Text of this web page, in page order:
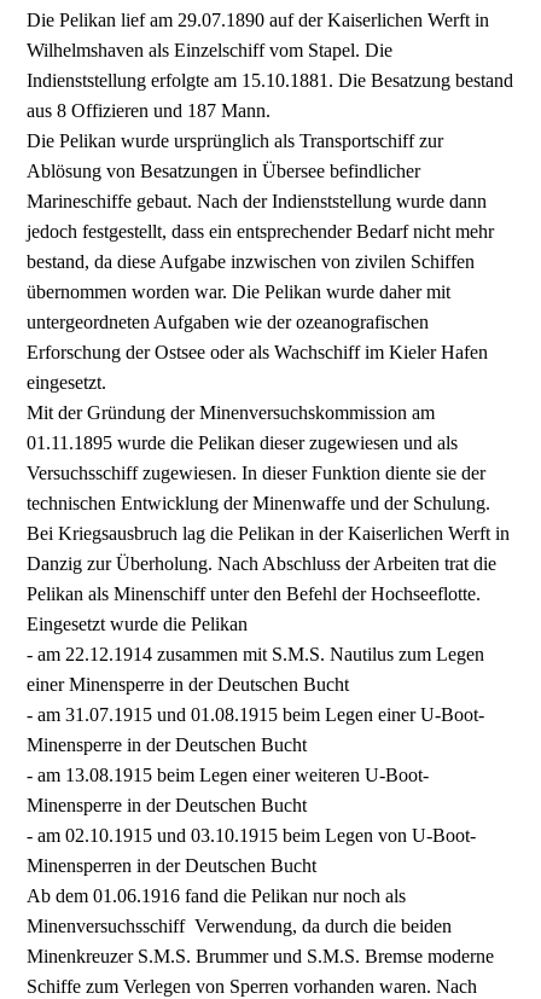
Die Pelikan lief am 29.07.1890 auf der Kaiserlichen Werft in
Wilhelmshaven als Einzelschiff vom Stapel. Die
Indienststellung erfolgte am 15.10.1881. Die Besatzung bestand
aus 8 Offizieren und 187 Mann.
Die Pelikan wurde ursprünglich als Transportschiff zur
Ablösung von Besatzungen in Übersee befindlicher
Marineschiffe gebaut. Nach der Indienststellung wurde dann
jedoch festgestellt, dass ein entsprechender Bedarf nicht mehr
bestand, da diese Aufgabe inzwischen von zivilen Schiffen
übernommen worden war. Die Pelikan wurde daher mit
untergeordneten Aufgaben wie der ozeanografischen
Erforschung der Ostsee oder als Wachschiff im Kieler Hafen
eingesetzt.
Mit der Gründung der Minenversuchskommission am
01.11.1895 wurde die Pelikan dieser zugewiesen und als
Versuchsschiff zugewiesen. In dieser Funktion diente sie der
technischen Entwicklung der Minenwaffe und der Schulung.
Bei Kriegsausbruch lag die Pelikan in der Kaiserlichen Werft in
Danzig zur Überholung. Nach Abschluss der Arbeiten trat die
Pelikan als Minenschiff unter den Befehl der Hochseeflotte.
Eingesetzt wurde die Pelikan
- am 22.12.1914 zusammen mit S.M.S. Nautilus zum Legen
einer Minensperre in der Deutschen Bucht
- am 31.07.1915 und 01.08.1915 beim Legen einer U-Boot-
Minensperre in der Deutschen Bucht
- am 13.08.1915 beim Legen einer weiteren U-Boot-
Minensperre in der Deutschen Bucht
- am 02.10.1915 und 03.10.1915 beim Legen von U-Boot-
Minensperren in der Deutschen Bucht
Ab dem 01.06.1916 fand die Pelikan nur noch als
Minenversuchsschiff Verwendung, da durch die beiden
Minenkreuzer S.M.S. Brummer und S.M.S. Bremse moderne
Schiffe zum Verlegen von Sperren vorhanden waren. Nach